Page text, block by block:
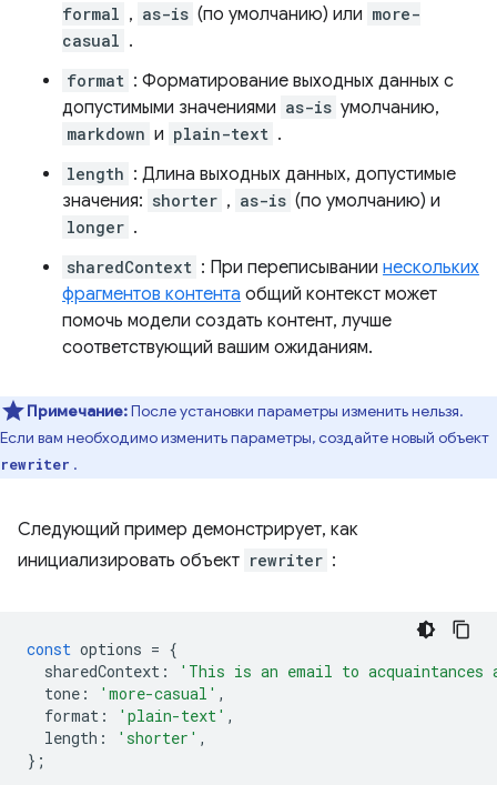
formal , as-is (по умолчанию) или more-
casual .
format : Форматирование выходных данных с
допустимыми значениями as-is умолчанию,
markdown и plain-text .
length : Длина выходных данных, допустимые
значения: shorter , as-is (по умолчанию) и
longer .
sharedContext : При переписывании нескольких
фрагментов контента общий контекст может
помочь модели создать контент, лучше
соответствующий вашим ожиданиям.
Примечание:После установки параметры изменить нельзя.
Если вам необходимо изменить параметры, создайте новый объект
rewriter .
Следующий пример демонстрирует, как
инициализировать объект rewriter :
const options = {
sharedContext :
'This is an email to acquaintances
tone : 'more-casual' ,
format : 'plain-text' ,
length : 'shorter' ,
};